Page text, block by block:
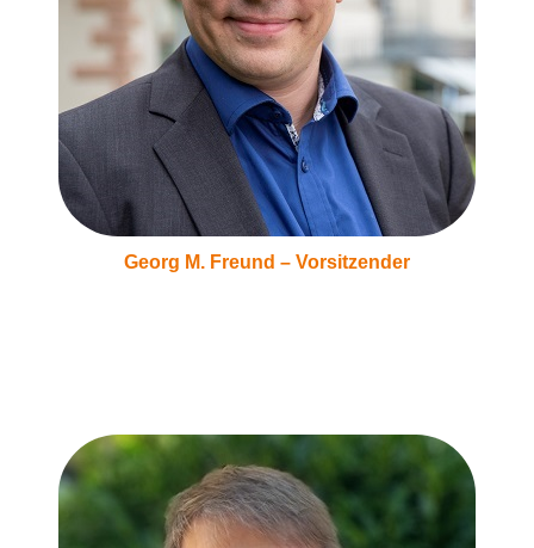
Georg M. Freund – Vorsitzender